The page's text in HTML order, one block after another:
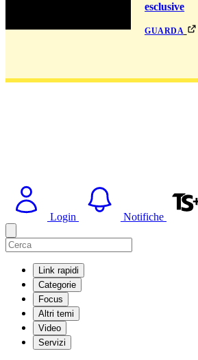
esclusive
guarda
Login Notifiche
Link rapidi
Categorie
Focus
Altri temi
Video
Servizi